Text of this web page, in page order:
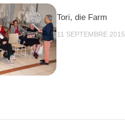
Tori, die Farm
11 SEPTEMBRE 2015